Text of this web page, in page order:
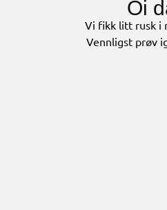
Oi
Vi fikk litt rusk i
Vennligst prøv